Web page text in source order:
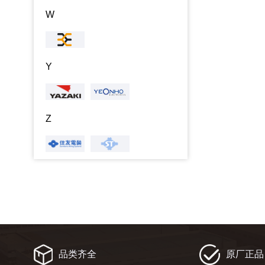
W
Y
Z
品类齐全 原厂正品